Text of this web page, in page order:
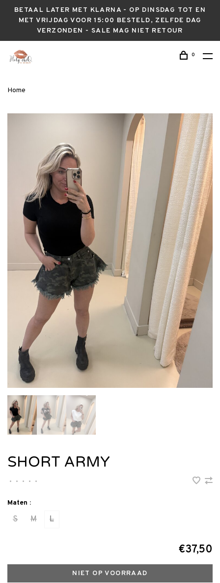
BETAAL LATER MET KLARNA - OP DINSDAG TOT EN
MET VRIJDAG VOOR 15:00 BESTELD, ZELFDE DAG
VERZONDEN - SALE MAG NIET RETOUR
0
Home
SHORT ARMY
• • • • •
Maten :
S M L
€37,50
NIET OP VOORRAAD